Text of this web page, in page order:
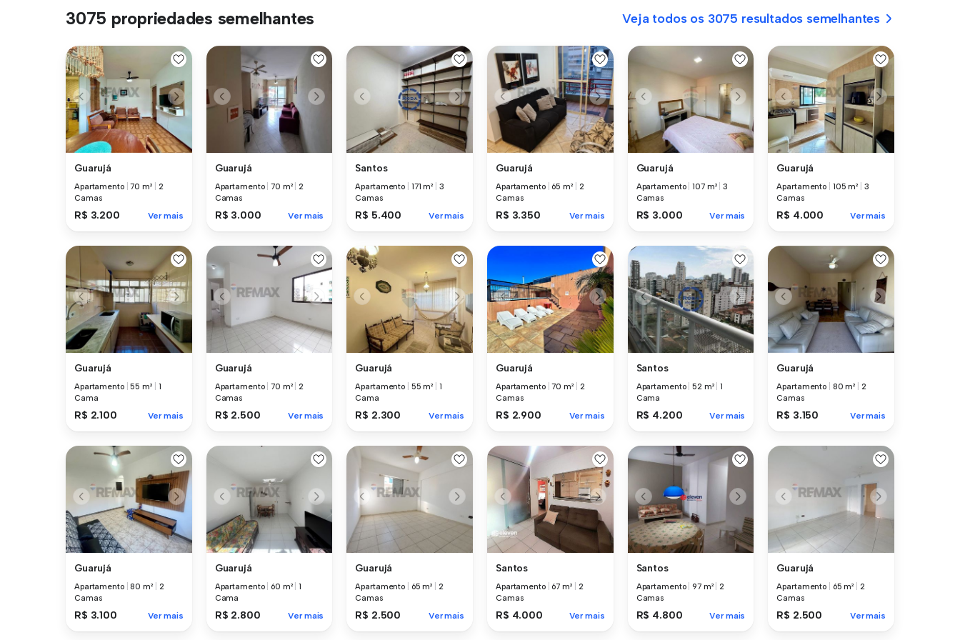
3075 propriedades semelhantes Veja todos os 3075 resultados semelhantes
Guarujá
Apartamento |70 m²
2
Camas
R$ 3.200 Ver mais
Guarujá
Apartamento |70 m² |2
Camas
R$ 3.000 Ver mais
Santos
Apartamento 171 m²
3
Camas
R$ 5.400 Ver mais
Guarujá
Apartamento 65 m²
2
Camas
R$ 3.350 Ver mais
Guarujá
Apartamento |107 m² |3
Camas
R$ 3.000 Ver mais
Guarujá
Apartamento 105 m²
3
Camas
R$ 4.000 Ver mais
Guarujá
Apartamento |55 m²
1
Cama
R$ 2.100 Ver mais
Guarujá
Apartamento |70 m² |2
Camas
R$ 2.500 Ver mais
Guarujá
Apartamento 55 m²
1
Cama
R$ 2.300 Ver mais
Guarujá
Apartamento |70 m²
2
Camas
R$ 2.900 Ver mais
Santos
Apartamento |52 m² |1
Cama
R$ 4.200 Ver mais
Guarujá
Apartamento 80 m²
2
Camas
R$ 3.150 Ver mais
Guarujá
Apartamento |80 m²
2
Camas
R$ 3.100 Ver mais
Guarujá
Apartamento 60 m² |1
Cama
R$ 2.800 Ver mais
Guarujá
Apartamento 65 m²
2
Camas
R$ 2.500 Ver mais
Santos
Apartamento 67 m²
2
Camas
R$ 4.000 Ver mais
Santos
Apartamento |97 m² |2
Camas
R$ 4.800 Ver mais
Guarujá
Apartamento 65 m²
2
Camas
R$ 2.500 Ver mais